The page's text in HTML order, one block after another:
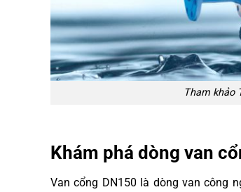
Tham khảo
Khám phá dòng van
Van cổng DN150 là dòng van công